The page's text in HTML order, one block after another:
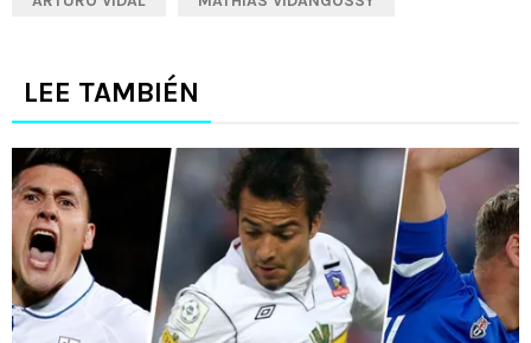
LEE TAMBIÉN